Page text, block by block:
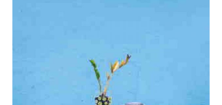
איך בוחרים שולחנות
מעוצבים לסלון?
שולחנות מעוצבים לסלון מוכרות בזכות שם הבמה